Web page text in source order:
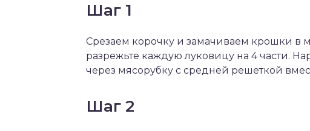
Шаг 1
Срезаем корочку и замачиваем крошки в
разрежьте каждую луковицу на 4 части.
через мясорубку с средней решеткой
Шаг 2